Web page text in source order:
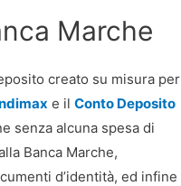
Marche
creato su misura per
e il Conto Deposito
senza alcuna spesa di
Banca Marche,
d’identità, ed infine